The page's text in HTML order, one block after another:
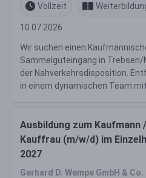
Vollzeit
10.07.2026
Wir suchen einen
Sammelguteingang in
der Nahverkehrsdisposition.
in einem dynamischen Team
Ausbildung zum Kaufmann /
Kauffrau (m/w/d) im
2027
Gerhard D. Wempe GmbH & Co.